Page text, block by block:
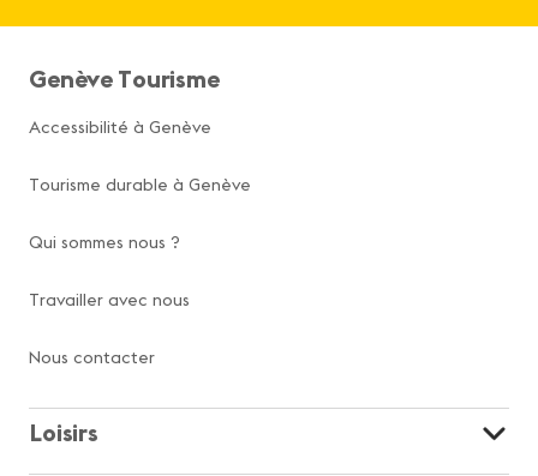
Genève Tourisme
Accessibilité à Genève
Tourisme durable à Genève
Qui sommes nous ?
Travailler avec nous
Nous contacter
Loisirs